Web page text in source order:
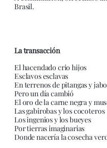
Brasil.
La transacción
El hacendado crio hijos
Esclavos esclavas
En terrenos de pitangas y
Pero un día cambió
El oro de la carne negra y
Las gabirobas y los cocoteros
Los ingenios y los bueyes
Por tierras imaginarias
Donde nacería la cosecha